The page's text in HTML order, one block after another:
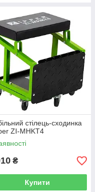
стілець-сходинка
ZI-MHKT4
₴
Купити